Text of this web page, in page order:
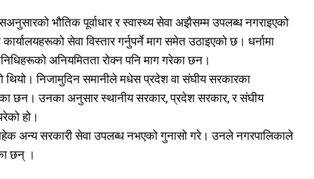
भौतिक पूर्वाधार र स्वास्थ्य सेवा अझैसम्म उपलब्ध नगराइएको
सेवा विस्तार गर्नुपर्ने माग समेत उठाइएको छ। धर्नामा
अनियमितता रोक्न पनि माग गरेका छन।
थियो। निजामुदिन समानीले मधेस प्रदेश वा संघीय सरकारका
छन। उनका अनुसार स्थानीय सरकार, प्रदेश सरकार, र संघीय
हो।
अन्य सरकारी सेवा उपलब्ध नभएको गुनासो गरे। उनले नगरपालिकाले
छन् ।